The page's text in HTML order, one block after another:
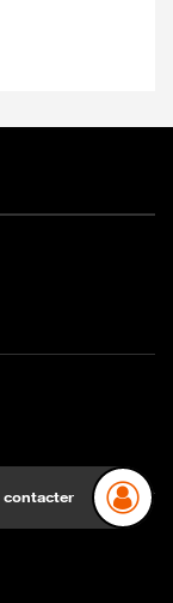
contacter
un nouvel onglet
dans un nouvel onglet
- ouverture dans un
sur youtube - ouverture dans